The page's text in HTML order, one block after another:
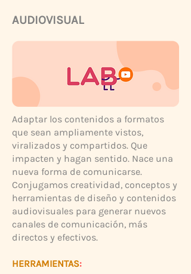
AUDIOVISUAL
Adaptar los contenidos a formatos
que sean ampliamente vistos,
viralizados y compartidos. Que
impacten y hagan sentido. Nace una
nueva forma de comunicarse.
Conjugamos creatividad, conceptos y
herramientas de diseño y contenidos
audiovisuales para generar nuevos
canales de comunicación, más
directos y efectivos.
HERRAMIENTAS: